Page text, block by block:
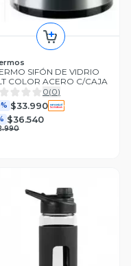
SIFÓN DE VIDRIO
COLOR ACERO C/CAJA
0(0)
$33.990
$36.540